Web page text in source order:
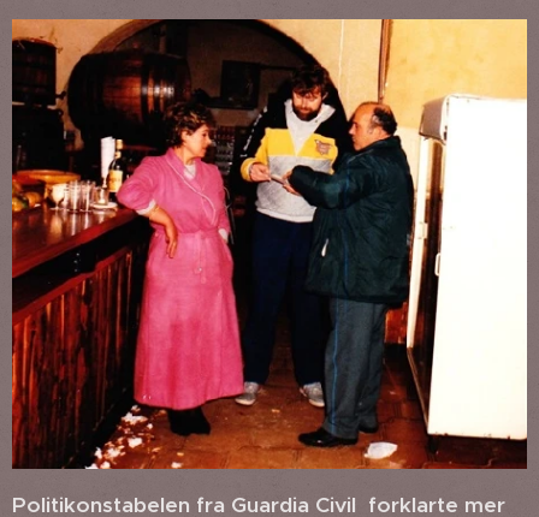
Politikonstabelen fra Guardia Civil forklarte mer